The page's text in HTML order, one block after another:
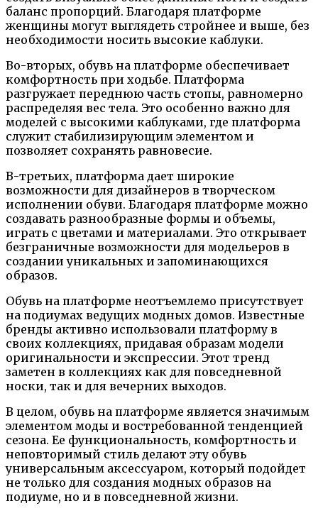
баланс пропорций. Благодаря платформе
женщины могут выглядеть стройнее и выше, без
необходимости носить высокие каблуки.
Во-вторых, обувь на платформе обеспечивает
комфортность при ходьбе. Платформа
разгружает переднюю часть стопы, равномерно
распределяя вес тела. Это особенно важно для
моделей с высокими каблуками, где платформа
служит стабилизирующим элементом и
позволяет сохранять равновесие.
В-третьих, платформа дает широкие
возможности для дизайнеров в творческом
исполнении обуви. Благодаря платформе можно
создавать разнообразные формы и объемы,
играть с цветами и материалами. Это открывает
безграничные возможности для модельеров в
создании уникальных и запоминающихся
образов.
Обувь на платформе неотъемлемо присутствует
на подиумах ведущих модных домов. Известные
бренды активно использовали платформу в
своих коллекциях, придавая образам модели
оригинальности и экспрессии. Этот тренд
заметен в коллекциях как для повседневной
носки, так и для вечерних выходов.
В целом, обувь на платформе является значимым
элементом моды и востребованной тенденцией
сезона. Ее функциональность, комфортность и
неповторимый стиль делают эту обувь
универсальным аксессуаром, который подойдет
не только для создания модных образов на
подиуме, но и в повседневной жизни.